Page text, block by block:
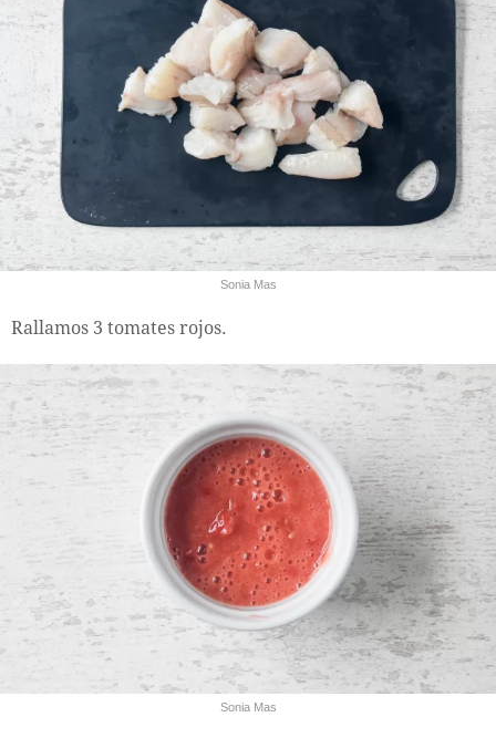
Sonia Mas
Rallamos 3 tomates rojos.
Sonia Mas